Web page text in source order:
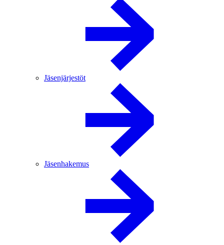
Jäsenjärjestöt
Jäsenhakemus